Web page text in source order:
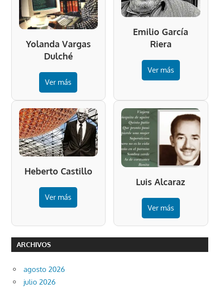
Yolanda Vargas
Dulché
Ver más
Emilio García
Riera
Ver más
Heberto Castillo
Ver más
Luis Alcaraz
Ver más
ARCHIVOS
agosto 2026
julio 2026